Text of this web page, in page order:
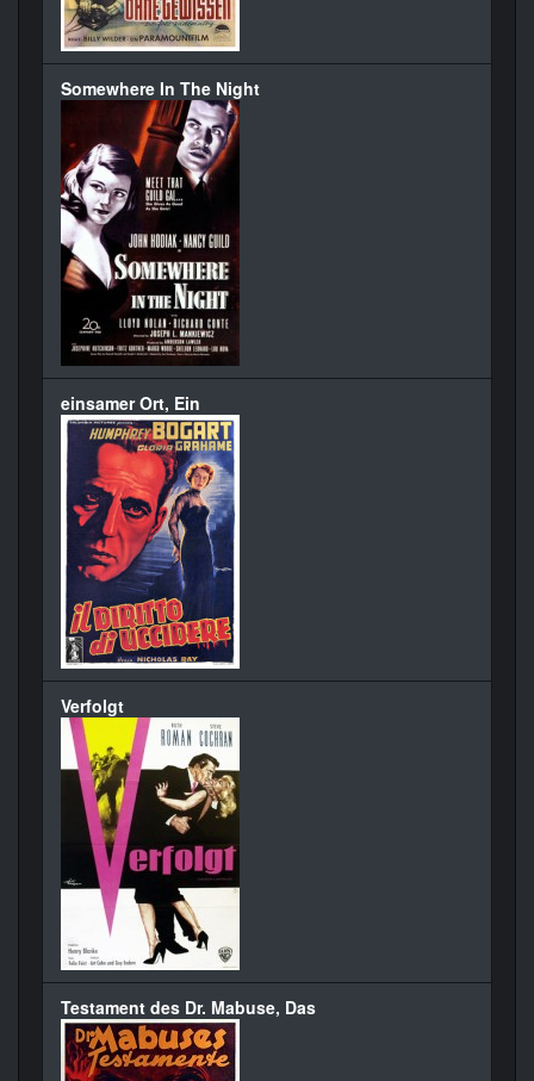
Somewhere In The Night
einsamer Ort, Ein
Verfolgt
Testament des Dr. Mabuse, Das